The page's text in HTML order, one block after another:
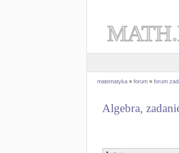
matematyka » forum » forum
Algebra,